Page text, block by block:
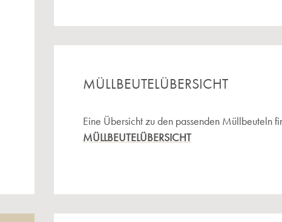
MÜLLBEUTELÜBERSICHT
Eine Übersicht zu den passenden Müllbeuteln
MÜLLBEUTELÜBERSICHT